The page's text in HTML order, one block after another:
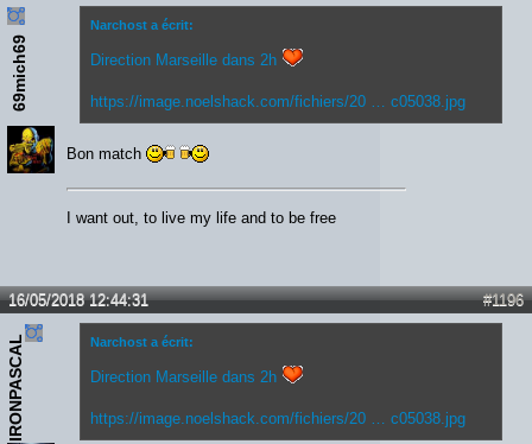
69mich69
Narchost a écrit:
Direction Marseille dans 2h
https://image.noelshack.com/fichiers/20 … c05038.jpg
Bon match
I want out, to live my life and to be free
#1196
16/05/2018 12:44:31
IRONPASCAL Narchost a écrit:
Direction Marseille dans 2h
https://image.noelshack.com/fichiers/20 … c05038.jpg